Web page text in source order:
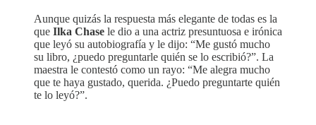
Aunque quizás la respuesta más elegante de todas es la
que Ilka Chase le dio a una actriz presuntuosa e irónica
que leyó su autobiografía y le dijo: “Me gustó mucho
su libro, ¿puedo preguntarle quién se lo escribió?”. La
maestra le contestó como un rayo: “Me alegra mucho
que te haya gustado, querida. ¿Puedo preguntarte quién
te lo leyó?”.